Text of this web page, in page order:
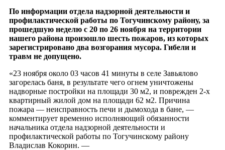
По информации отдела надзорной деятельности и
профилактической работы по Тогучинскому району, за
прошедшую неделю с 20 по 26 ноября на территории
нашего района произошло шесть пожаров, из которых
зарегистрировано два возгорания мусора. Гибели и
травм не допущено.
«23 ноября около 03 часов 41 минуты в селе Завьялово
загорелась баня, в результате чего огнем уничтожены
надворные постройки на площади 30 м2, и поврежден 2-х
квартирный жилой дом на площади 62 м2. Причина
пожара — неисправность печи и дымохода в бане, —
комментирует временно исполняющий обязанности
начальника отдела надзорной деятельности и
профилактической работы по Тогучинскому району
Владислав Кокорин. —